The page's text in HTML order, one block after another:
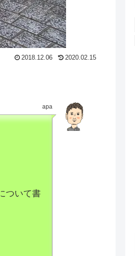
2018.12.06 2020.02.15
apa
ついて書